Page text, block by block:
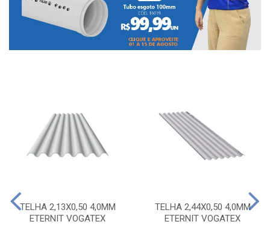
TELHA 2,13X0,50 4,0MM
ETERNIT VOGATEX
TELHA 2,44X0,50 4,0MM
ETERNIT VOGATEX